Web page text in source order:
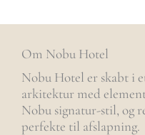
Om Nobu Hotel
Nobu Hotel er skabt i
arkitektur med
Nobu signatur-stil, og
perfekte til afslapning.